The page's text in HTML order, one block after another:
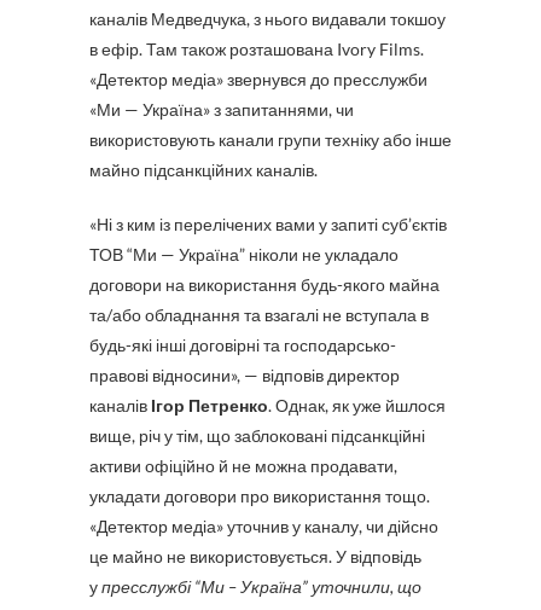
каналів Медведчука, з нього видавали токшоу
в ефір. Там також розташована Ivory Films.
«Детектор медіа» звернувся до пресслужби
«Ми — Україна» з запитаннями, чи
використовують канали групи техніку або інше
майно підсанкційних каналів.
«Ні з ким із перелічених вами у запиті суб’єктів
ТОВ “Ми — Україна” ніколи не укладало
договори на використання будь-якого майна
та/або обладнання та взагалі не вступала в
будь-які інші договірні та господарсько-
правові відносини», — відповів директор
каналів Ігор Петренко. Однак, як уже йшлося
вище, річ у тім, що заблоковані підсанкційні
активи офіційно й не можна продавати,
укладати договори про використання тощо.
«Детектор медіа» уточнив у каналу, чи дійсно
це майно не використовується. У відповідь
упресслужбі “Ми – Україна” уточнили, що